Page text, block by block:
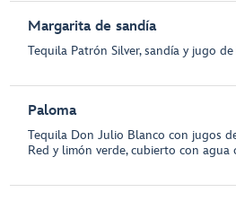
Margarita de sandía
Tequila Patrón Silver, sandía y jugo
Paloma
Tequila Don Julio Blanco con jugos
Red y limón verde, cubierto con agua